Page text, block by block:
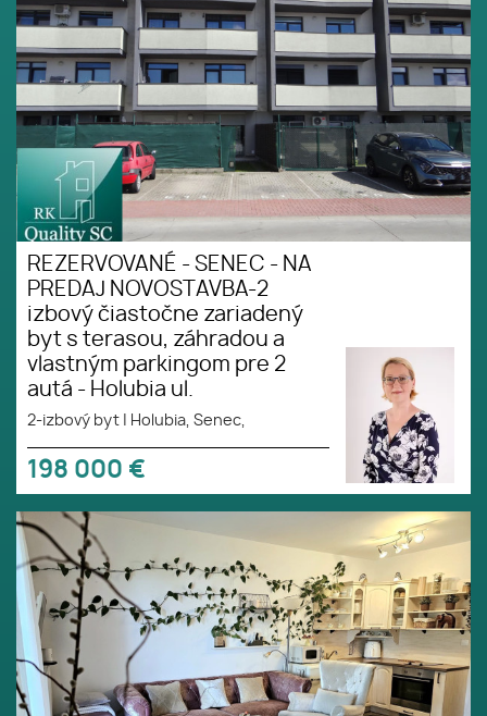
terasou, záhradou a vlastným
parkingom pre 2 autá - Holubia
ul.
REZERVOVANÉ - SENEC - NA
PREDAJ NOVOSTAVBA-2
izbový čiastočne zariadený
byt s terasou, záhradou a
vlastným parkingom pre 2
autá - Holubia ul.
2-izbový byt Holubia, Senec,
198 000 €
REZERVOVANÉ - Senec - NA
PREDAJ 2 izbový klimatizovaný
byt so záhradkou, garážou -
vlastný kotol - vo vyhľadávanej
lokalite v Senci - ul. Dlhá
Tiché
Obchody
MHD